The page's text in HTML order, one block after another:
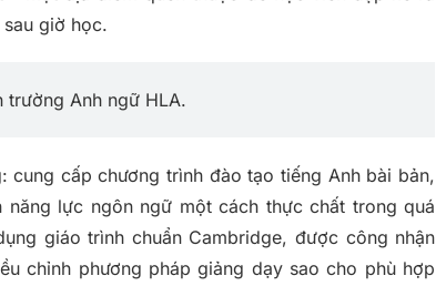
giờ học.
Anh ngữ HLA.
cấp chương trình đào tạo tiếng Anh bài bản,
lực ngôn ngữ một cách thực chất trong quá
giáo trình chuẩn Cambridge, được công nhận
chỉnh phương pháp giảng dạy sao cho phù hợp